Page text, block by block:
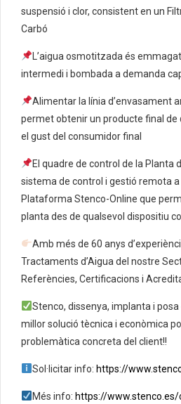
suspensió i clor, consistent en un
Carbó
L’aigua osmotitzada és
intermedi i bombada a demanda
Alimentar la línia d’envasament
permet obtenir un producte final
el gust del consumidor final
El quadre de control de la Planta
sistema de control i gestió remota
Plataforma Stenco-Online que
planta des de qualsevol dispositiu
Amb més de 60 anys
Tractaments d’Aigua del nostre
Referències, Certificacions i
Stenco, dissenya, implanta i
millor solució tècnica i econòmica
problemàtica concreta del client!!
Sol·licitar info: https://
Més info: https://